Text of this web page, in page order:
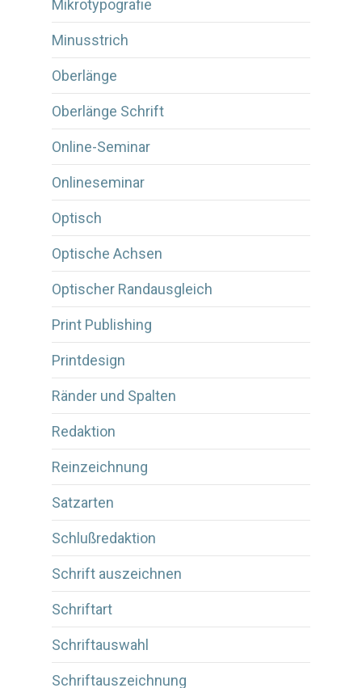
Mikrotypografie
Minusstrich
Oberlänge
Oberlänge Schrift
Online-Seminar
Onlineseminar
Optisch
Optische Achsen
Optischer Randausgleich
Print Publishing
Printdesign
Ränder und Spalten
Redaktion
Reinzeichnung
Satzarten
Schlußredaktion
Schrift auszeichnen
Schriftart
Schriftauswahl
Schriftauszeichnung